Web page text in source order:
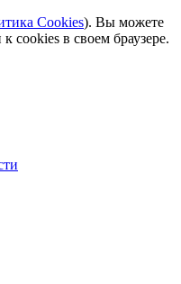
Cookies). Вы можете
cookies в своем браузере.